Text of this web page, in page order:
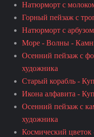
Натюрморт с
Горный пейзаж с
Натюрморт с
Море - Волны -
Осенний пейзаж с
художника
Старый корабль -
Икона алфавита -
Осенний пейзаж с
художника
Космический